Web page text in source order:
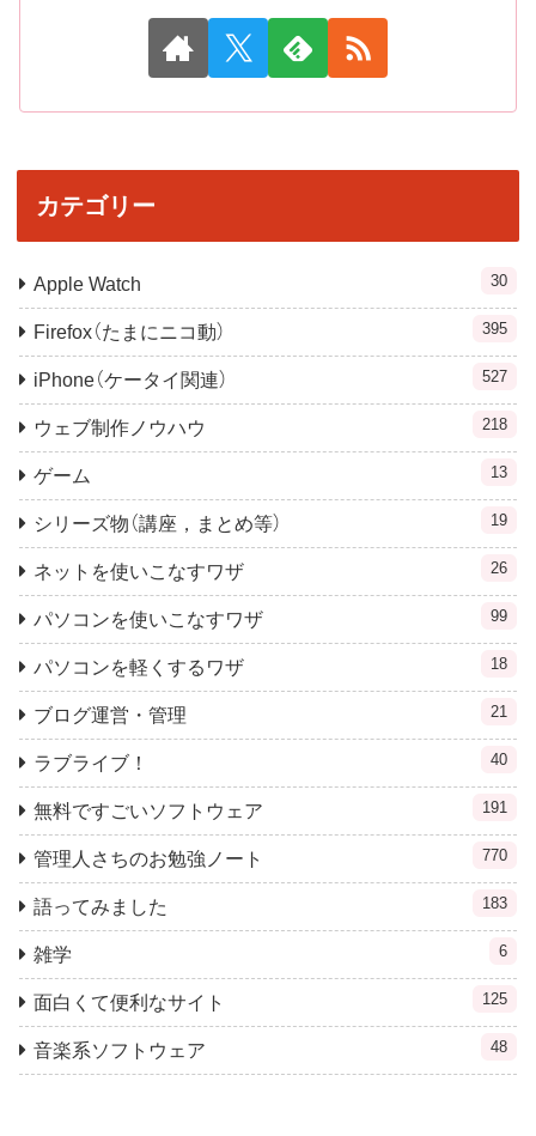
カテゴリー
Apple Watch 30
Firefox（たまにニコ動） 395
iPhone（ケータイ関連） 527
ウェブ制作ノウハウ 218
ゲーム 13
シリーズ物（講座，まとめ等） 19
ネットを使いこなすワザ 26
パソコンを使いこなすワザ 99
パソコンを軽くするワザ 18
ブログ運営・管理 21
ラブライブ！ 40
無料ですごいソフトウェア 191
管理人さちのお勉強ノート 770
語ってみました 183
雑学 6
面白くて便利なサイト 125
音楽系ソフトウェア 48